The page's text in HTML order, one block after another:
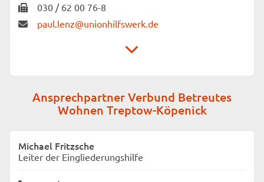
030 / 62 00 76-8
paul.lenz@unionhilfswerk.de
Unionhilfswerk Sozialeinrichtungen gGmbH
Verbund Betreutes Wohnen Neukölln
Friedrich-Kayßler-Weg 1
Ansprechpartner Verbund Betreutes
Wohnen Treptow-Köpenick
Michael Fritzsche
Leiter der Eingliederungshilfe